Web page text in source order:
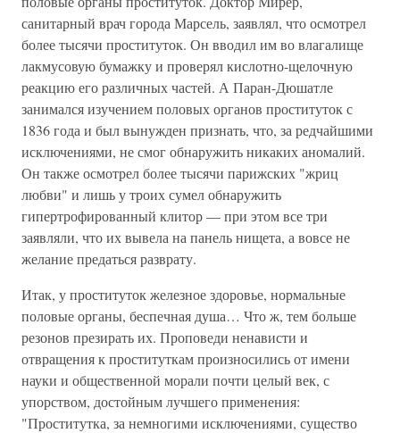
санитарный врач города Марсель, заявлял, что осмотрел
более тысячи проституток. Он вводил им во влагалище
лакмусовую бумажку и проверял кислотно-щелочную
реакцию его различных частей. А Паран-Дюшатле
занимался изучением половых органов проституток с
1836 года и был вынужден признать, что, за редчайшими
исключениями, не смог обнаружить никаких аномалий.
Он также осмотрел более тысячи парижских "жриц
любви" и лишь у троих сумел обнаружить
гипертрофированный клитор — при этом все три
заявляли, что их вывела на панель нищета, а вовсе не
желание предаться разврату.
Итак, у проституток железное здоровье, нормальные
половые органы, беспечная душа… Что ж, тем больше
резонов презирать их. Проповеди ненависти и
отвращения к проституткам произносились от имени
науки и общественной морали почти целый век, с
упорством, достойным лучшего применения:
"Проститутка, за немногими исключениями, существо